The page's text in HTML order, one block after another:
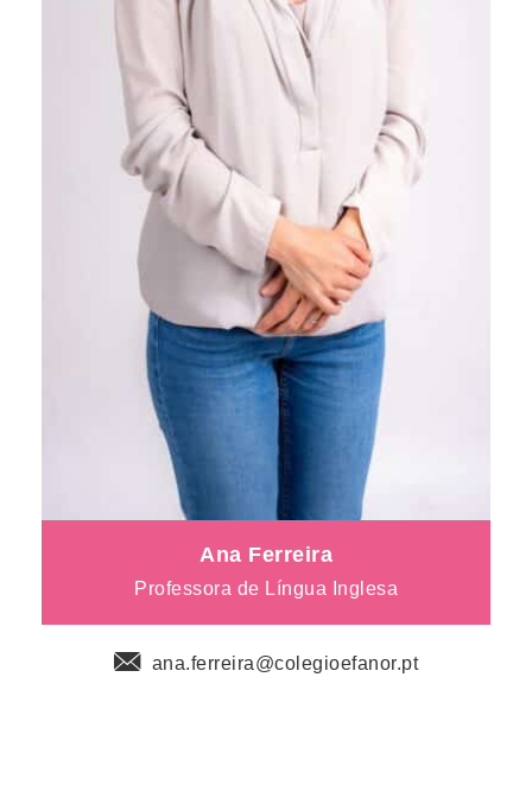
Ana Ferreira
Professora de Língua Inglesa
ana.ferreira@colegioefanor.pt